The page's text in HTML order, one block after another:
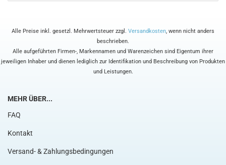
Alle Preise inkl. gesetzl. Mehrwertsteuer zzgl. Versandkosten, wenn nicht anders
beschrieben.
Alle aufgeführten Firmen-, Markennamen und Warenzeichen sind Eigentum ihrer
jeweiligen Inhaber und dienen lediglich zur Identifikation und Beschreibung von Produkten
und Leistungen.
MEHR ÜBER...
FAQ
Kontakt
Versand- & Zahlungsbedingungen